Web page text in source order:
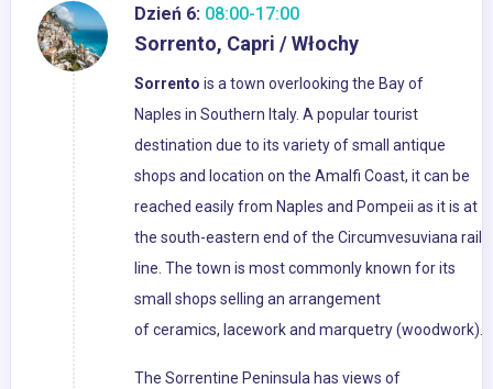
Dzień 6: 08:00-17:00
Sorrento, Capri / Włochy
Sorrento is a town overlooking the Bay of
Naples in Southern Italy. A popular tourist
destination due to its variety of small antique
shops and location on the Amalfi Coast, it can be
reached easily from Naples and Pompeii as it is at
the south-eastern end of the Circumvesuviana rail
line. The town is most commonly known for its
small shops selling an arrangement
of ceramics, lacework and marquetry (woodwork).
The Sorrentine Peninsula has views of